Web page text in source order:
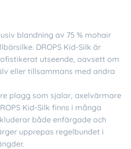
blandning av 75 % mohair
DROPS Kid-Silk är
utseende, oavsett om
eller tillsammans med andra
plagg som sjalar, axelvärmare
Kid-Silk finns i många
både enfärgade och
upprepas regelbundet i